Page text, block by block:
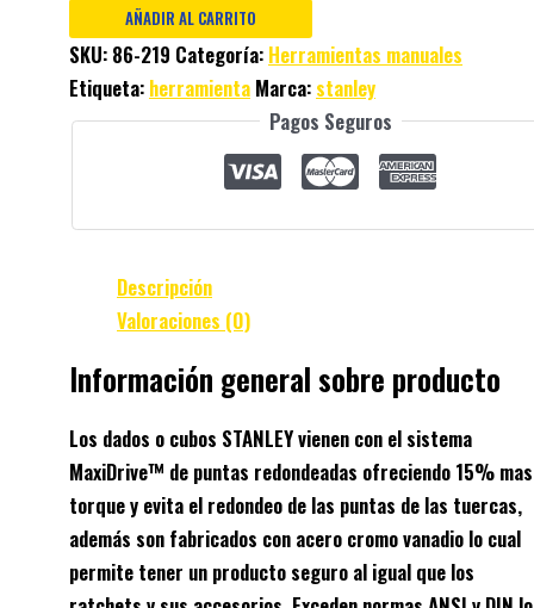
AÑADIR AL CARRITO
SKU: 86-219 Categoría: Herramientas manuales
Etiqueta: herramienta Marca: stanley
Pagos Seguros
Descripción
Valoraciones (0)
Información general sobre producto
Los dados o cubos STANLEY vienen con el sistema
MaxiDrive™ de puntas redondeadas ofreciendo 15% mas
torque y evita el redondeo de las puntas de las tuercas,
además son fabricados con acero cromo vanadio lo cual
permite tener un producto seguro al igual que los